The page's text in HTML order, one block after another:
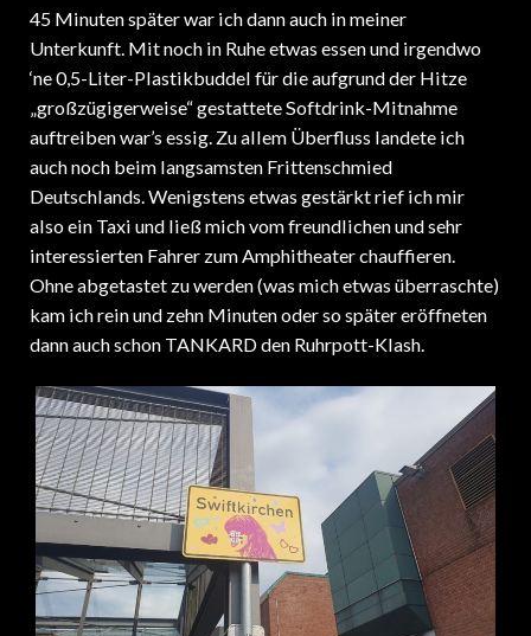
45 Minuten später war ich dann auch in meiner
Unterkunft. Mit noch in Ruhe etwas essen und irgendwo
‘ne 0,5-Liter-Plastikbuddel für die aufgrund der Hitze
„großzügigerweise“ gestattete Softdrink-Mitnahme
auftreiben war’s essig. Zu allem Überfluss landete ich
auch noch beim langsamsten Frittenschmied
Deutschlands. Wenigstens etwas gestärkt rief ich mir
also ein Taxi und ließ mich vom freundlichen und sehr
interessierten Fahrer zum Amphitheater chauffieren.
Ohne abgetastet zu werden (was mich etwas überraschte)
kam ich rein und zehn Minuten oder so später eröffneten
dann auch schon TANKARD den Ruhrpott-Klash.